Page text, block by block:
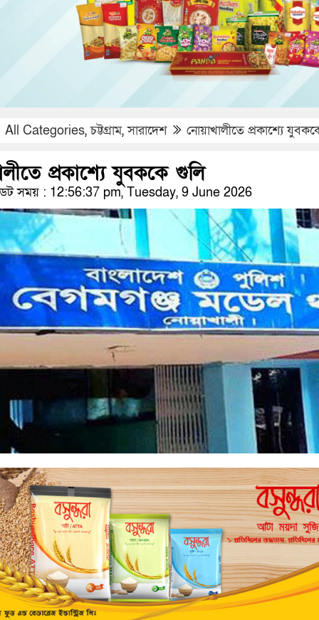
All Categories,চট্টগ্রাম,সারাদেশ নোয়াখালীতে প্রকাশ্যে
প্রকাশ্যে যুবককে গুলি
সময় : 12:56:37 pm, Tuesday, 9 June 2026